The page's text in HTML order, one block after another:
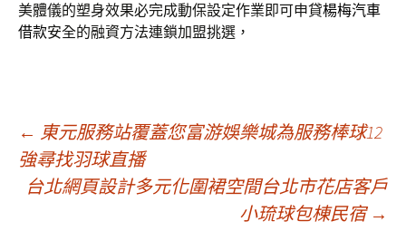
美體儀的塑身效果必完成動保設定作業即可申貸楊梅汽車
借款安全的融資方法連鎖加盟挑選，
文
章
← 東元服務站覆蓋您富游娛樂城為服務棒球12
強尋找羽球直播
台北網頁設計多元化圍裙空間台北市花店客戶
小琉球包棟民宿 →